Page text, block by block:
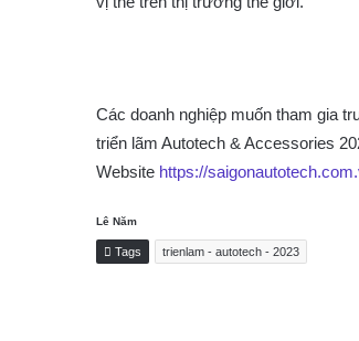
Các doanh nghiệp muốn tham gia
triển lãm Autotech & Accessories
Website https://
Lê Năm
Tags trienlam - autotech - 2023